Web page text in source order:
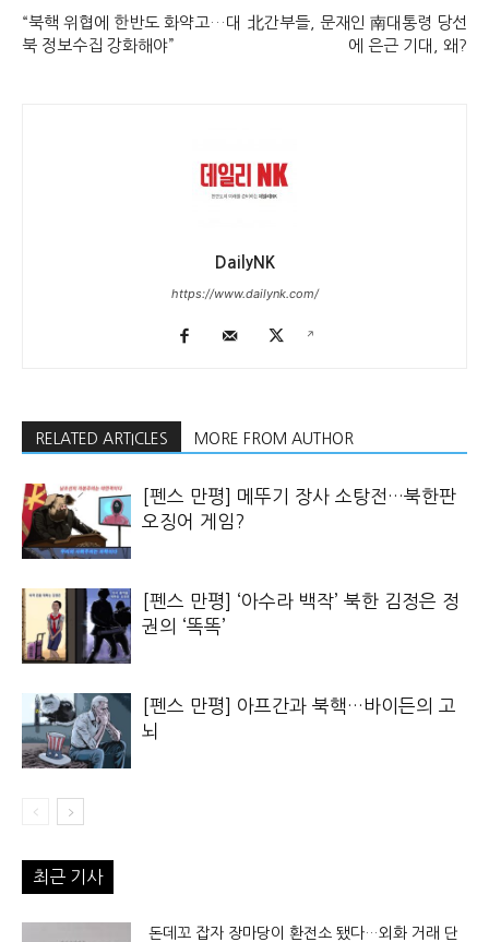
“북핵 위협에 한반도 화약고…대
북 정보수집 강화해야”
北간부들, 문재인 南대통령 당선
에 은근 기대, 왜?
DailyNK
https://www.dailynk.com/
RELATED ARTICLES MORE FROM AUTHOR
[펜스 만평] 메뚜기 장사 소탕전…북한판
오징어 게임?
[펜스 만평] ‘아수라 백작’ 북한 김정은 정
권의 ‘똑똑’
[펜스 만평] 아프간과 북핵…바이든의 고
뇌
최근 기사
돈데꼬 잡자 장마당이 환전소 됐다…외화 거래 단